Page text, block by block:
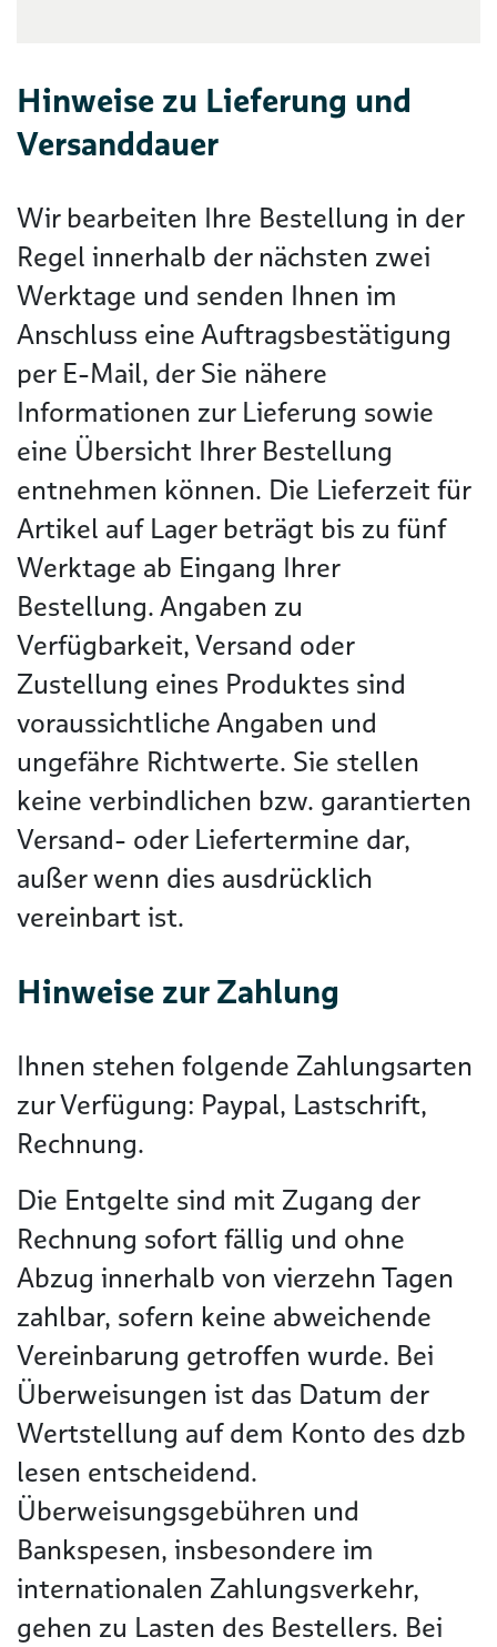
Hinweise zu Lieferung und
Versanddauer
Wir bearbeiten Ihre Bestellung in der
Regel innerhalb der nächsten zwei
Werktage und senden Ihnen im
Anschluss eine Auftragsbestätigung
per E-Mail, der Sie nähere
Informationen zur Lieferung sowie
eine Übersicht Ihrer Bestellung
entnehmen können. Die Lieferzeit für
Artikel auf Lager beträgt bis zu fünf
Werktage ab Eingang Ihrer
Bestellung. Angaben zu
Verfügbarkeit, Versand oder
Zustellung eines Produktes sind
voraussichtliche Angaben und
ungefähre Richtwerte. Sie stellen
keine verbindlichen bzw. garantierten
Versand- oder Liefertermine dar,
außer wenn dies ausdrücklich
vereinbart ist.
Hinweise zur Zahlung
Ihnen stehen folgende Zahlungsarten
zur Verfügung: Paypal, Lastschrift,
Rechnung.
Die Entgelte sind mit Zugang der
Rechnung sofort fällig und ohne
Abzug innerhalb von vierzehn Tagen
zahlbar, sofern keine abweichende
Vereinbarung getroffen wurde. Bei
Überweisungen ist das Datum der
Wertstellung auf dem Konto des dzb
lesen entscheidend.
Überweisungsgebühren und
Bankspesen, insbesondere im
internationalen Zahlungsverkehr,
gehen zu Lasten des Bestellers. Bei